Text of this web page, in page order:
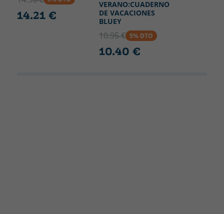
14.21 €
VERANO:CUADERNO
DE VACACIONES
BLUEY
10.95 € 5% DTO
10.40 €